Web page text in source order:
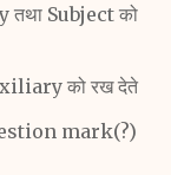
तथा Subject को
को रख देते
mark(?)